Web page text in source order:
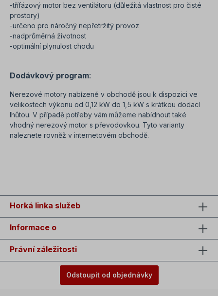
-třífázový motor bez ventilátoru (důležitá vlastnost pro čisté
prostory)
-určeno pro náročný nepřetržitý provoz
-nadprůměrná životnost
-optimální plynulost chodu
Dodávkový program:
Nerezové motory nabízené v obchodě jsou k dispozici ve
velikostech výkonu od 0,12 kW do 1,5 kW s krátkou dodací
lhůtou. V případě potřeby vám můžeme nabídnout také
vhodný nerezový motor s převodovkou. Tyto varianty
naleznete rovněž v internetovém obchodě.
Horká linka služeb
Informace o
Právní záležitosti
Odstoupit od objednávky